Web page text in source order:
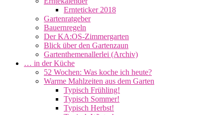
Ernteticker 2018
Gartenratgeber
Bauernregeln
Der KA:OS-Zimmergarten
Blick über den Gartenzaun
Gartenthemenallerlei (Archiv)
… in der Küche
52 Wochen: Was koche ich heute?
Warme Mahlzeiten aus dem Garten
Typisch Frühling!
Typisch Sommer!
Typisch Herbst!